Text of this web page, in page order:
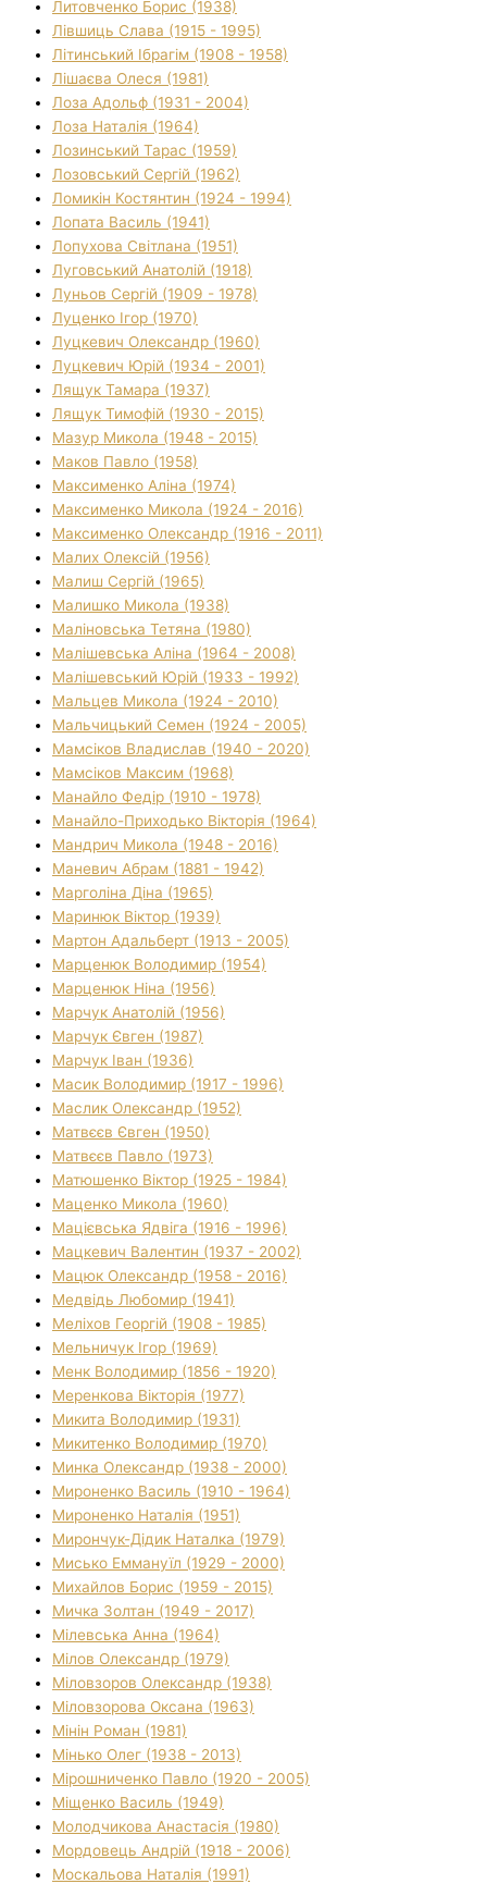
Литовченко Борис (1938)
Лівшиць Слава (1915 - 1995)
Літинський Ібрагім (1908 - 1958)
Лішаєва Олеся (1981)
Лоза Адольф (1931 - 2004)
Лоза Наталія (1964)
Лозинський Тарас (1959)
Лозовський Сергій (1962)
Ломикін Костянтин (1924 - 1994)
Лопата Василь (1941)
Лопухова Світлана (1951)
Луговський Анатолій (1918)
Луньов Сергій (1909 - 1978)
Луценко Ігор (1970)
Луцкевич Олександр (1960)
Луцкевич Юрій (1934 - 2001)
Лящук Тамара (1937)
Лящук Тимофій (1930 - 2015)
Мазур Микола (1948 - 2015)
Маков Павло (1958)
Максименко Аліна (1974)
Максименко Микола (1924 - 2016)
Максименко Олександр (1916 - 2011)
Малих Олексій (1956)
Малиш Сергій (1965)
Малишко Микола (1938)
Маліновська Тетяна (1980)
Малішевська Аліна (1964 - 2008)
Малішевський Юрій (1933 - 1992)
Мальцев Микола (1924 - 2010)
Мальчицький Семен (1924 - 2005)
Мамсіков Владислав (1940 - 2020)
Мамсіков Максим (1968)
Манайло Федір (1910 - 1978)
Манайло-Приходько Вікторія (1964)
Мандрич Микола (1948 - 2016)
Маневич Абрам (1881 - 1942)
Марголіна Діна (1965)
Маринюк Віктор (1939)
Мартон Адальберт (1913 - 2005)
Марценюк Володимир (1954)
Марценюк Ніна (1956)
Марчук Анатолій (1956)
Марчук Євген (1987)
Марчук Іван (1936)
Масик Володимир (1917 - 1996)
Маслик Олександр (1952)
Матвєєв Євген (1950)
Матвєєв Павло (1973)
Матюшенко Віктор (1925 - 1984)
Маценко Микола (1960)
Мацієвська Ядвіга (1916 - 1996)
Мацкевич Валентин (1937 - 2002)
Мацюк Олександр (1958 - 2016)
Медвідь Любомир (1941)
Меліхов Георгій (1908 - 1985)
Мельничук Ігор (1969)
Менк Володимир (1856 - 1920)
Меренкова Вікторія (1977)
Микита Володимир (1931)
Микитенко Володимир (1970)
Минка Олександр (1938 - 2000)
Мироненко Василь (1910 - 1964)
Мироненко Наталія (1951)
Мирончук-Дідик Наталка (1979)
Мисько Еммануїл (1929 - 2000)
Михайлов Борис (1959 - 2015)
Мичка Золтан (1949 - 2017)
Мілевська Анна (1964)
Мілов Олександр (1979)
Міловзоров Олександр (1938)
Міловзорова Оксана (1963)
Мінін Роман (1981)
Мінько Олег (1938 - 2013)
Мірошниченко Павло (1920 - 2005)
Міщенко Василь (1949)
Молодчикова Анастасія (1980)
Мордовець Андрій (1918 - 2006)
Москальова Наталія (1991)